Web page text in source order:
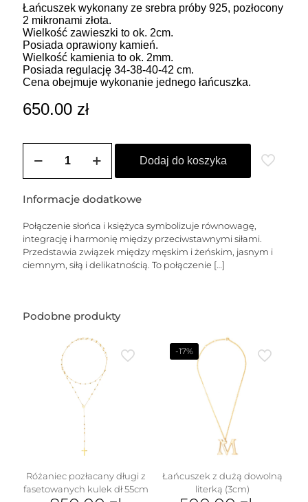
Łańcuszek wykonany ze srebra próby 925, pozłocony
2 mikronami złota.
Wielkość zawieszki to ok. 2cm.
Posiada oprawiony kamień.
Wielkość kamienia to ok. 2mm.
Posiada regulację 34-38-40-42 cm.
Cena obejmuje wykonanie jednego łańcuszka.
650.00 zł
Łańcuszek
Sun
Dodaj do koszyka
Informacje dodatkowe
Połączenie słońca i księżyca symbolizuje równowagę,
integrację i harmonię między przeciwstawnymi siłami.
Przedstawia związek między męskim i żeńskim, jasnym i
ciemnym, siłą i delikatnością. To połączenie […]
Podobne produkty
Różaniec pozłacany długi z
fasetowanych kulek dł 55cm
-17%
Łańcuszek z dużą dowolną
literką (3cm)